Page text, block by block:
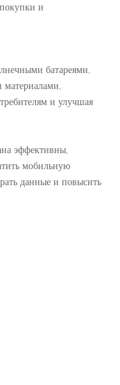
и
батареями,
и улучшая
эффективны,
мобильную
данные и повысить